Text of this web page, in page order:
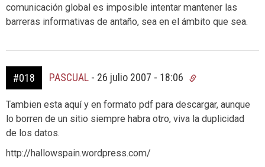
comunicación global es imposible intentar mantener las
barreras informativas de antaño, sea en el ámbito que sea.
#018 PASCUAL - 26 julio 2007 - 18:06
Tambien esta aquí y en formato pdf para descargar, aunque
lo borren de un sitio siempre habra otro, viva la duplicidad
de los datos.
http://hallowspain.wordpress.com/